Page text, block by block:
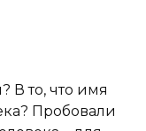
В то, что имя
Пробовали